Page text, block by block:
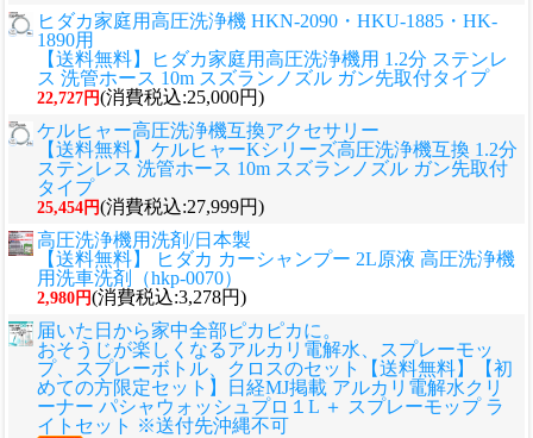
ヒダカ家庭用高圧洗浄機 HKN-2090・HKU-1885・HK-
1890用
【送料無料】ヒダカ家庭用高圧洗浄機用 1.2分 ステンレ
ス 洗管ホース 10m スズランノズル ガン先取付タイプ
22,727円(消費税込:25,000円)
ケルヒャー高圧洗浄機互換アクセサリー
【送料無料】ケルヒャーKシリーズ高圧洗浄機互換 1.2分
ステンレス 洗管ホース 10m スズランノズル ガン先取付
タイプ
25,454円(消費税込:27,999円)
高圧洗浄機用洗剤/日本製
【送料無料】 ヒダカ カーシャンプー 2L原液 高圧洗浄機
用洗車洗剤（hkp-0070）
2,980円(消費税込:3,278円)
届いた日から家中全部ピカピカに。
おそうじが楽しくなるアルカリ電解水、スプレーモッ
プ、スプレーボトル、クロスのセット
【送料無料】【初
めての方限定セット】日経MJ掲載 アルカリ電解水クリ
ーナー パシャウォッシュプロ１L ＋ スプレーモップ ラ
イトセット ※送付先沖縄不可